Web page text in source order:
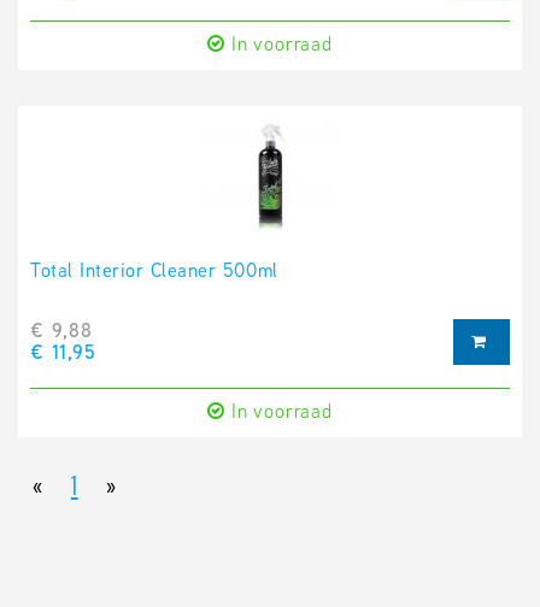
In voorraad
Total Interior Cleaner 500ml
€ 9,88
€ 11,95
In voorraad
« 1 »